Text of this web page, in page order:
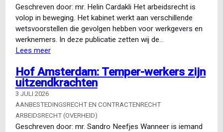
Geschreven door: mr. Helin Cardakli Het arbeidsrecht is
volop in beweging. Het kabinet werkt aan verschillende
wetsvoorstellen die gevolgen hebben voor werkgevers en
werknemers. In deze publicatie zetten wij de…
Lees meerover
verandert
er
het
arbeidsrecht?
Een
Hof Amsterdam: Temper-werkers zijn
uitzendkrachten
3 JULI 2026
AANBESTEDINGSRECHT EN CONTRACTENRECHT
ARBEIDSRECHT (OVERHEID)
Geschreven door: mr. Sandro Neefjes Wanneer is iemand